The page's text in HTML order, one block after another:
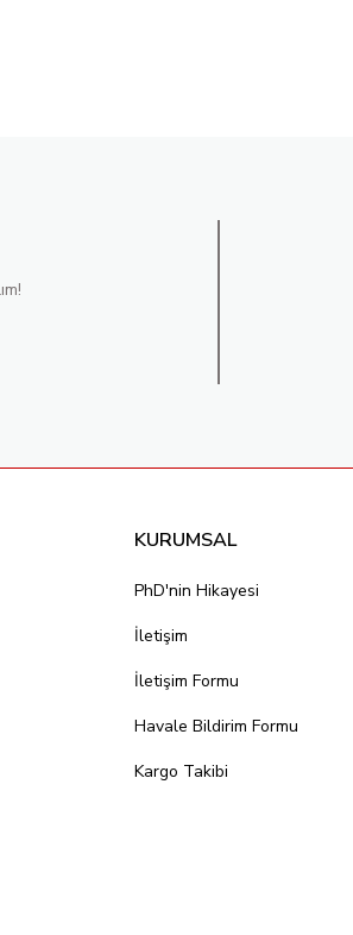
KURUMSAL
PhD'nin Hikayesi
İletişim
İletişim Formu
Havale Bildirim Formu
Kargo Takibi